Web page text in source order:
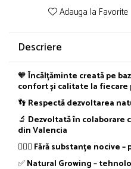
Adauga la Favorite
Descriere
🧡Încălțăminte creată pe
confort și calitate la fiecare
👣Respectă dezvoltarea
🔬 Dezvoltată în colaborare
din Valencia
👩🏼‍⚕️ Fără substanțe nocive
✅Natural Growing –